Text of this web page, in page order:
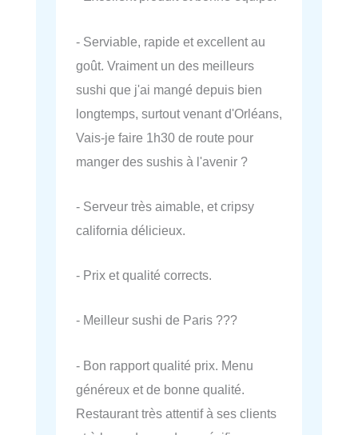
- Serviable, rapide et excellent au
goût. Vraiment un des meilleurs
sushi que j'ai mangé depuis bien
longtemps, surtout venant d'Orléans,
Vais-je faire 1h30 de route pour
manger des sushis à l'avenir ?
- Serveur très aimable, et cripsy
california délicieux.
- Prix et qualité corrects.
- Meilleur sushi de Paris ???
- Bon rapport qualité prix. Menu
généreux et de bonne qualité.
Restaurant très attentif à ses clients